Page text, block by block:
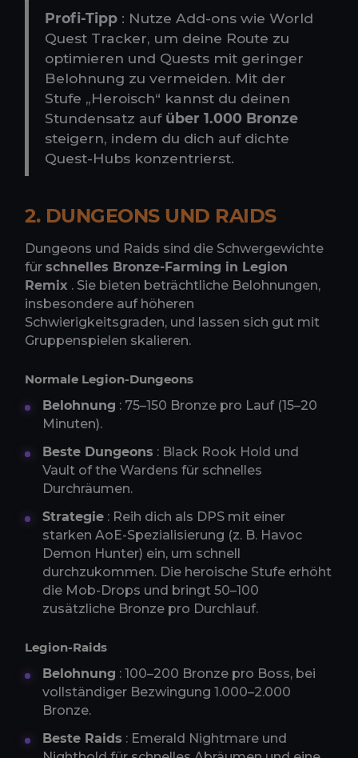
Profi-Tipp : Nutze Add-ons wie World
Quest Tracker, um deine Route zu
optimieren und Quests mit geringer
Belohnung zu vermeiden. Mit der
Stufe „Heroisch“ kannst du deinen
Stundensatz auf über 1.000 Bronze
steigern, indem du dich auf dichte
Quest-Hubs konzentrierst.
2. DUNGEONS UND RAIDS
Dungeons und Raids sind die Schwergewichte
für schnelles Bronze-Farming in Legion
Remix . Sie bieten beträchtliche Belohnungen,
insbesondere auf höheren
Schwierigkeitsgraden, und lassen sich gut mit
Gruppenspielen skalieren.
Normale Legion-Dungeons
Belohnung : 75–150 Bronze pro Lauf (15–20
Minuten).
Beste Dungeons : Black Rook Hold und
Vault of the Wardens für schnelles
Durchräumen.
Strategie : Reih dich als DPS mit einer
starken AoE-Spezialisierung (z. B. Havoc
Demon Hunter) ein, um schnell
durchzukommen. Die heroische Stufe erhöht
die Mob-Drops und bringt 50–100
zusätzliche Bronze pro Durchlauf.
Legion-Raids
Belohnung : 100–200 Bronze pro Boss, bei
vollständiger Bezwingung 1.000–2.000
Bronze.
Beste Raids : Emerald Nightmare und